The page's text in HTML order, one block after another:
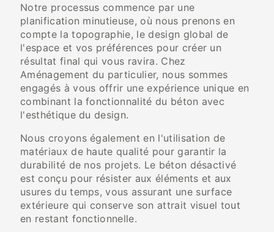
Notre processus commence par une
planification minutieuse, où nous prenons en
compte la topographie, le design global de
l'espace et vos préférences pour créer un
résultat final qui vous ravira. Chez
Aménagement du particulier, nous sommes
engagés à vous offrir une expérience unique en
combinant la fonctionnalité du béton avec
l'esthétique du design.
Nous croyons également en l'utilisation de
matériaux de haute qualité pour garantir la
durabilité de nos projets. Le béton désactivé
est conçu pour résister aux éléments et aux
usures du temps, vous assurant une surface
extérieure qui conserve son attrait visuel tout
en restant fonctionnelle.